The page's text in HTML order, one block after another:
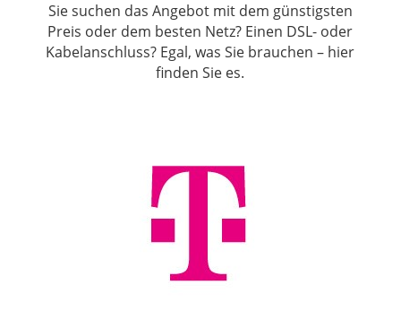
Sie suchen das Angebot mit dem günstigsten
Preis oder dem besten Netz? Einen DSL- oder
Kabelanschluss? Egal, was Sie brauchen – hier
finden Sie es.